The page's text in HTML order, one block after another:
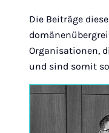
Die Beiträge
Organisationen,
und sind somit